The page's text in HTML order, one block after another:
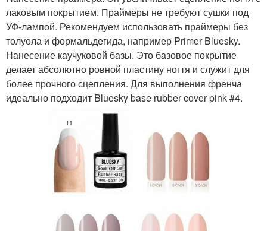
лаковым покрытием. Праймеры не требуют сушки под
УФ-лампой. Рекомендуем использовать праймеры без
толуола и формальдегида, например Primer Bluesky.
Нанесение каучуковой базы. Это базовое покрытие
делает абсолютно ровной пластину ногтя и служит для
более прочного сцепления. Для выполнения френча
идеально подходит Bluesky base rubber cover pink #4.